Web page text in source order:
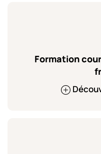
Formation